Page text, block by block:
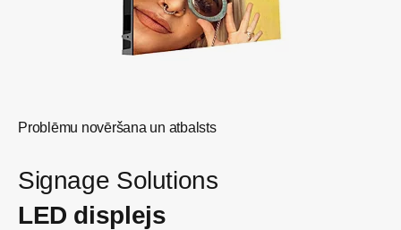
Problēmu novēršana un atbalsts
Signage Solutions
LED displejs